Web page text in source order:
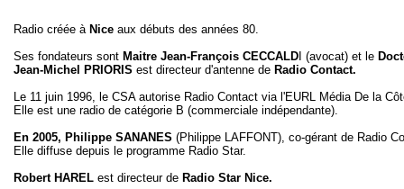
Radio créée à Nice aux débuts des années 80.
Ses fondateurs sont Maitre Jean-François CECCALD I (avocat) et le
Jean-Michel PRIORIS est directeur d'antenne de Radio Contact.
Le 11 juin 1996, le CSA autorise Radio Contact via l'EURL Média De la
Elle est une radio de catégorie B (commerciale indépendante).
En 2005, Philippe SANANES (Philippe LAFFONT), co-gérant de Radio
Elle diffuse depuis le programme Radio Star.
Robert HAREL est directeur de Radio Star Nice.